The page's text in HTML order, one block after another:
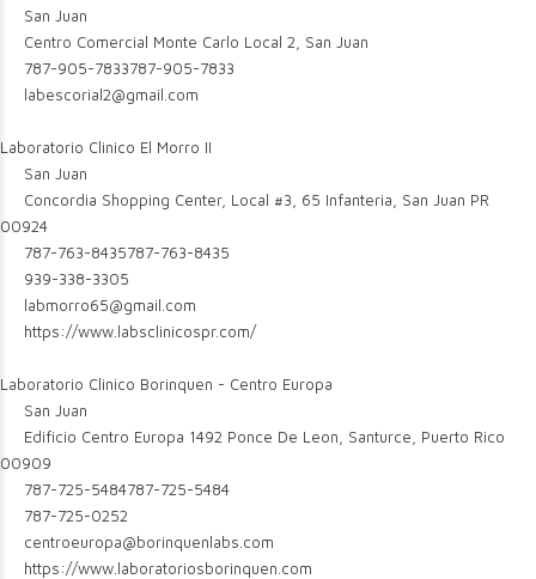
San Juan
Centro Comercial Monte Carlo Local 2, San Juan
787-905-7833787-905-7833
labescorial2@gmail.com
Laboratorio Clinico El Morro II
San Juan
Concordia Shopping Center, Local #3, 65 Infanteria, San Juan PR
00924
787-763-8435787-763-8435
939-338-3305
labmorro65@gmail.com
https://www.labsclinicospr.com/
Laboratorio Clinico Borinquen - Centro Europa
San Juan
Edificio Centro Europa 1492 Ponce De Leon, Santurce, Puerto Rico
00909
787-725-5484787-725-5484
787-725-0252
centroeuropa@borinquenlabs.com
https://www.laboratoriosborinquen.com